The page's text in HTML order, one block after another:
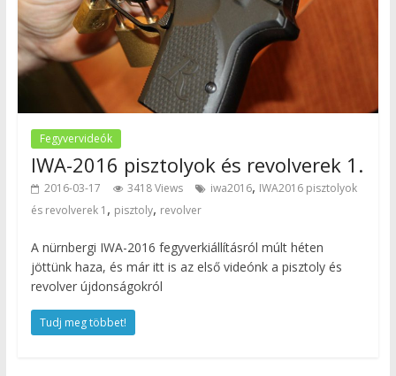
Fegyvervideók
IWA-2016 pisztolyok és revolverek 1.
2016-03-17 3418 Views iwa2016, IWA2016 pisztolyok
és revolverek 1 , pisztoly, revolver
A nürnbergi IWA-2016 fegyverkiállításról múlt héten
jöttünk haza, és már itt is az első videónk a pisztoly és
revolver újdonságokról
Tudj meg többet!